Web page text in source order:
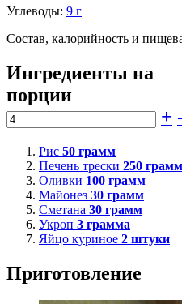
Углеводы: 9 г
Состав, калорийность и
Ингредиенты на
порции
+
Рис 50 грамм
Печень трески 250 грамм
Оливки 100 грамм
Майонез 30 грамм
Сметана 30 грамм
Укроп 3 грамма
Яйцо куриное 2 штуки
Приготовление